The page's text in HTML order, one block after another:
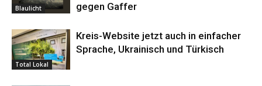
Blaulicht
gegen Gaffer
Total Lokal
Kreis-Website jetzt auch in einfacher
Sprache, Ukrainisch und Türkisch